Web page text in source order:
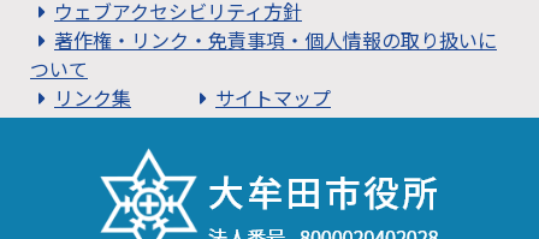
ウェブアクセシビリティ方針
著作権・リンク・免責事項・個人情報の取り扱いに
ついて
リンク集
サイトマップ